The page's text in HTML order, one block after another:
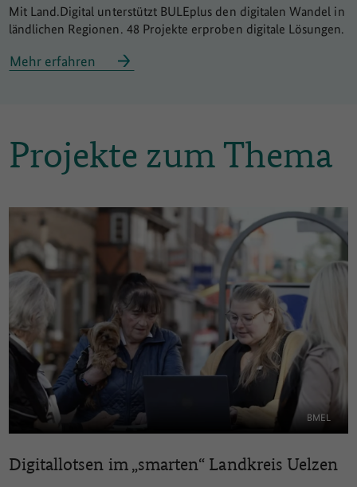
Mit Land.Digital unterstützt BULEplus den digitalen Wandel in
ländlichen Regionen. 48 Projekte erproben digitale Lösungen.
Mehr erfahren
Projekte zum Thema
BMEL
Digitallotsen im „smarten“ Landkreis Uelzen